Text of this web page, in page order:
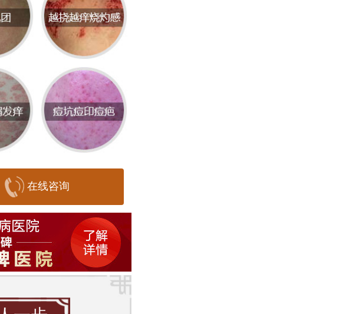
）多由过敏原触
系统性疾病。
避免掩盖病情
过敏原；保持居
。
无刺激的保湿产
，适当运动、冥
在线咨询